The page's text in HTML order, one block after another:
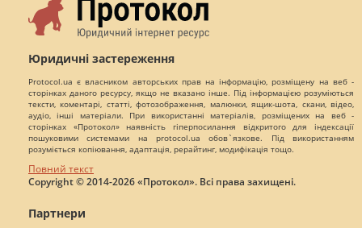
Юридичні застереження
Protocol.ua є власником авторських прав на інформацію, розміщену на веб -
сторінках даного ресурсу, якщо не вказано інше. Під інформацією розуміються
тексти, коментарі, статті, фотозображення, малюнки, ящик-шота, скани, відео,
аудіо, інші матеріали. При використанні матеріалів, розміщених на веб -
сторінках «Протокол» наявність гіперпосилання відкритого для індексації
пошуковими системами на protocol.ua обов`язкове. Під використанням
розуміється копіювання, адаптація, рерайтинг, модифікація тощо.
Повний текст
Copyright © 2014-2026 «Протокол». Всі права захищені.
Партнери